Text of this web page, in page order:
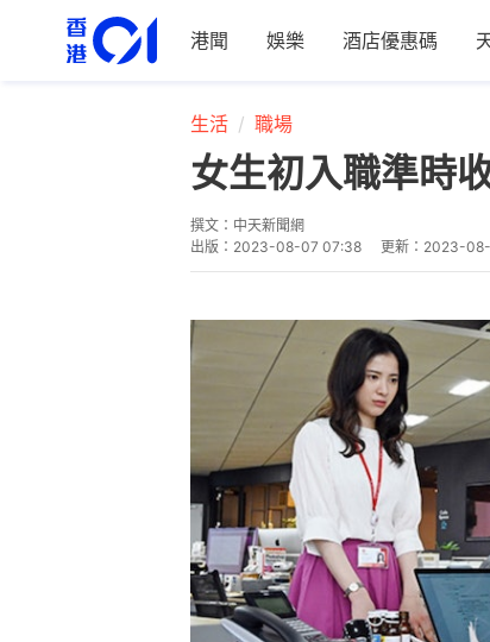
港聞 娛樂 酒店優惠碼
生活 職場
女生初入職準時
撰文： 中天新聞網
出版： 2023-08-07 07:38 更新： 2023-